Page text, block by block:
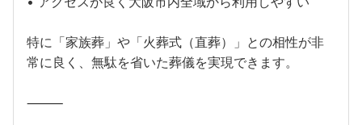
特に「家族葬」や「火葬式（直葬）」との相性が非
常に良く、無駄を省いた葬儀を実現できます。
⸻